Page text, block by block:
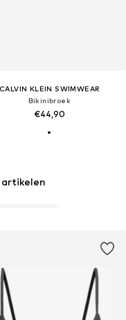
artikelen
CALVIN KLEIN SWIMWEAR
Bikinibroek
€44,90